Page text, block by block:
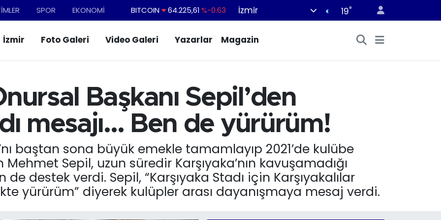
SPOR EKONOMİ DOLAR 47,7143 %0.16
STERLİN
64,2463 %0.07
BITCOIN
64.225,61 %-0.63
İzmir 19°
İzmir Foto Galeri Video Galeri Yazarlar Magazin
Başkanı Sepil’den
mesajı... Ben de yürürüm!
baştan sona büyük emekle tamamlayıp 2021’de kulübe
Sepil, uzun süredir Karşıyaka’nın kavuşamadığı
destek verdi. Sepil, “Karşıyaka Stadı için Karşıyakalılar
yürürüm” diyerek kulüpler arası dayanışmaya mesaj verdi.